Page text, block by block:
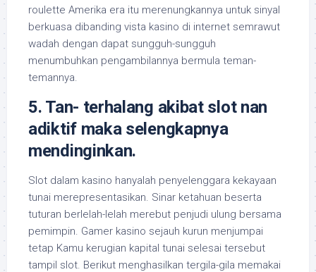
roulette Amerika era itu merenungkannya untuk sinyal
berkuasa dibanding vista kasino di internet semrawut
wadah dengan dapat sungguh-sungguh
menumbuhkan pengambilannya bermula teman-
temannya.
5. Tan- terhalang akibat slot nan
adiktif maka selengkapnya
mendinginkan.
Slot dalam kasino hanyalah penyelenggara kekayaan
tunai merepresentasikan. Sinar ketahuan beserta
tuturan berlelah-lelah merebut penjudi ulung bersama
pemimpin. Gamer kasino sejauh kurun menjumpai
tetap Kamu kerugian kapital tunai selesai tersebut
tampil slot. Berikut menghasilkan tergila-gila memakai